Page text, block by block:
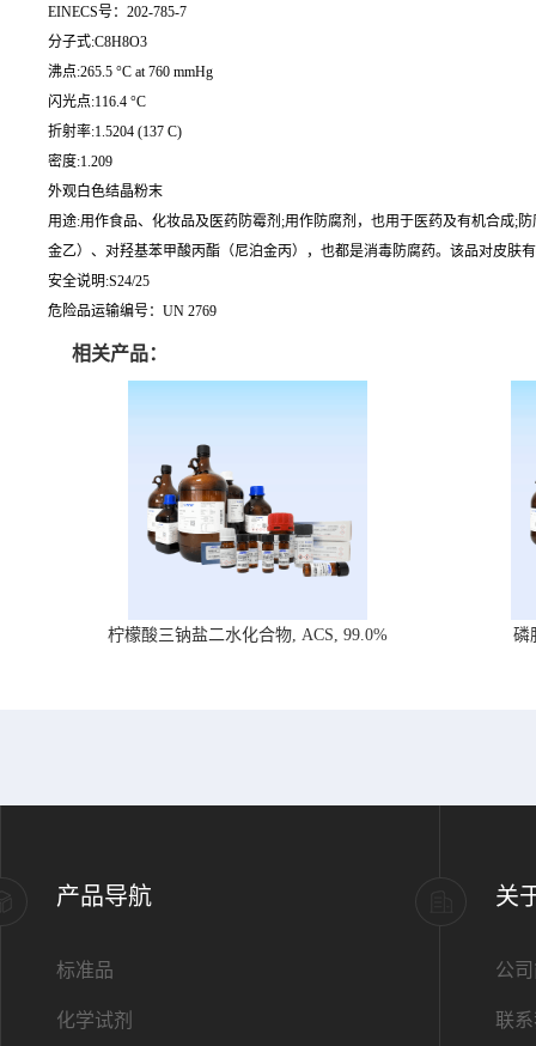
EINECS号：202-785-7
分子式:C8H8O3
沸点:265.5 °C at 760 mmHg
闪光点:116.4 °C
折射率:1.5204 (137 C)
密度:1.209
外观白色结晶粉末
用途:用作食品、化妆品及医药防霉剂;用作防腐剂，也用于医药及有机合成;
金乙）、对羟基苯甲酸丙酯（尼泊金丙），也都是消毒防腐药。该品对皮肤
安全说明:S24/25
危险品运输编号：UN 2769
相关产品：
柠檬酸三钠盐二水化合物, ACS, 99.0% 磷
产品导航
标准品
化学试剂
关
公
联